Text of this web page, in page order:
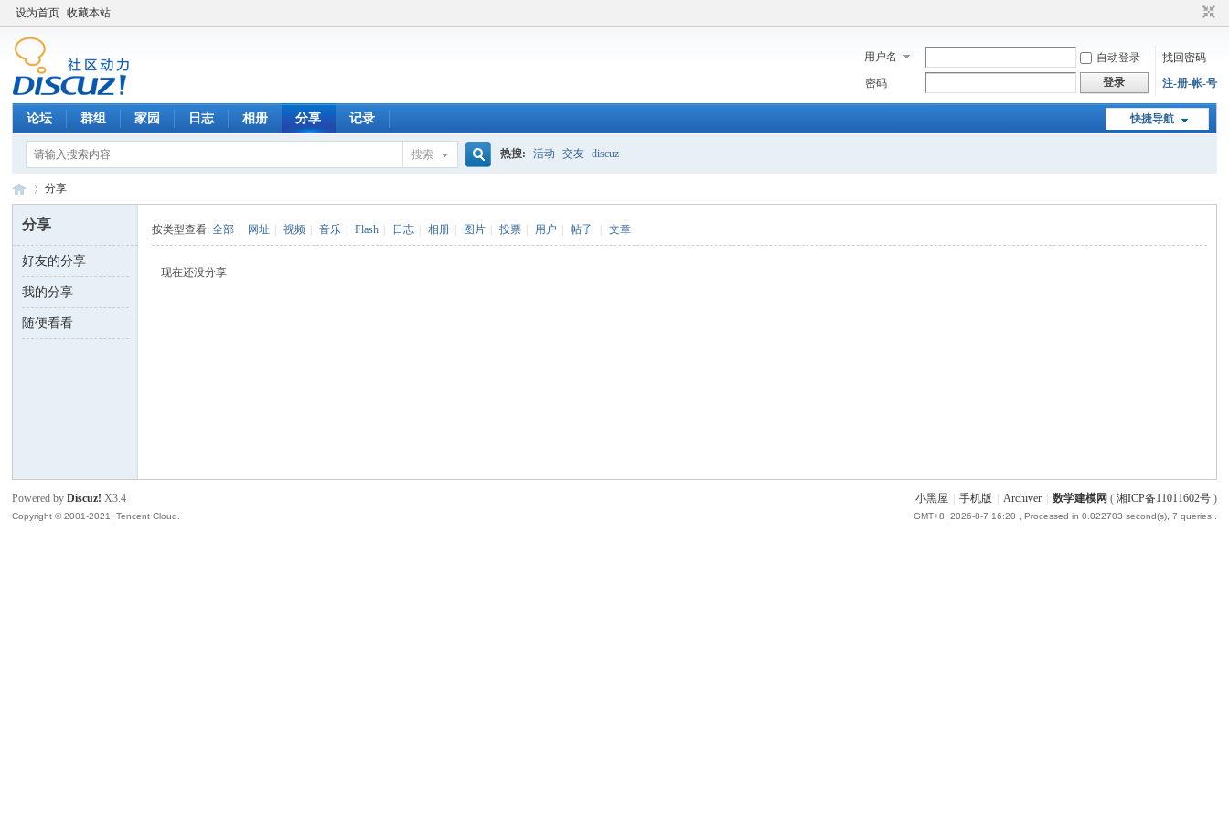
设为首页 收藏本站
用户名 自动登录
找回密码
密码
登录 注-册-帐-号
快捷导航
论坛 群组 家园 日志 相册 分享 记录
搜索 热搜: 活动 交友 discuz
数 ›
分享
分享
好友的分享
我的分享
随便看看
按类型查看:全部 网址 视频 音乐 Flash 日志 相册 图片 投票 用户 帖子 文章
现在还没分享
小黑屋 手机版 Archiver 数学建模网 ( 湘ICP备11011602号)
GMT+8, 2026-8-7 16:20 , Processed in 0.022703 second(s), 7 queries .
Powered byDiscuz! X3.4
Copyright © 2001-2021, Tencent Cloud.